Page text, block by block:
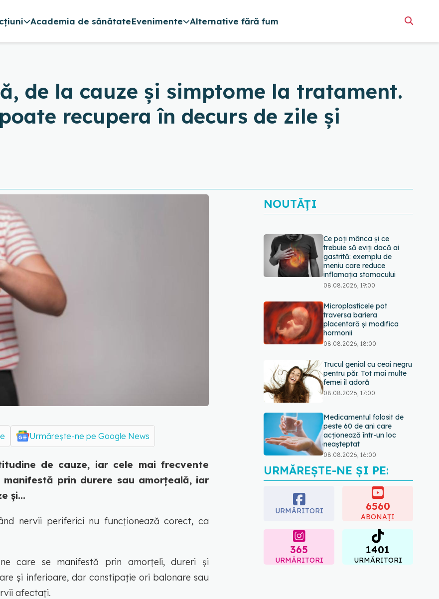
Academia de sănătateEvenimente Alternative fără fum
de la cauze și simptome la tratament.
recupera în decurs de zile și
Urmărește-ne pe Google News
de cauze, iar cele mai frecvente
prin durere sau amorțeală, iar
și...
nervii periferici nu funcționează corect, ca
care se manifestă prin amorțeli, dureri și
și inferioare, dar constipație ori balonare sau
afectați.
NOUTĂȚI
Ce poți mânca și ce
trebuie să eviți dacă ai
gastrită: exemplu de
meniu care reduce
inflamația stomacului
08.08.2026, 19:00
Microplasticele pot
traversa bariera
placentară și modifica
hormonii
08.08.2026, 18:00
Trucul genial cu ceai negru
pentru păr. Tot mai multe
femei îl adoră
08.08.2026, 17:00
Medicamentul folosit de
peste 60 de ani care
acționează într-un loc
neașteptat
08.08.2026, 16:00
Transpirații nocturne:
semnul ignorat care poate
ascunde probleme
serioase de sănătate
08.08.2026, 20:00
URMĂREȘTE-NE ȘI PE:
URMĂRITORI 6560
ABONAȚI
365
URMĂRITORI
1401
URMĂRITORI